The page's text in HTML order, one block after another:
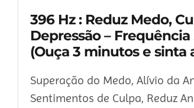
396 Hz : Reduz Medo,
Depressão –
(Ouça 3 minutos e sinta
Superação do Medo, Alívio da
Sentimentos de Culpa, Reduz